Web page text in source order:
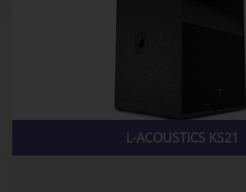
L-ACOUSTICS KS21